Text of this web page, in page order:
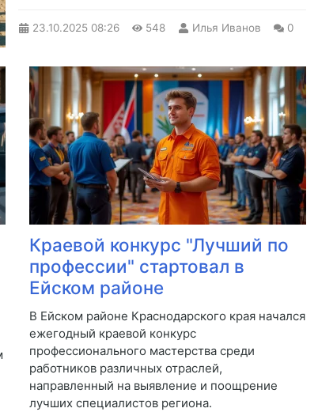
23.10.2025 08:26 548 Илья Иванов 0
Краевой конкурс "Лучший по
профессии" стартовал в
Ейском районе
В Ейском районе Краснодарского края начался
ежегодный краевой конкурс
профессионального мастерства среди
работников различных отраслей,
направленный на выявление и поощрение
лучших специалистов региона.